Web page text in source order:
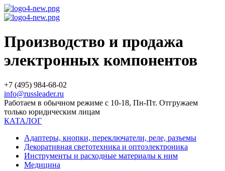
Производство и продажа
электронных компонентов
+7 (495) 984-68-02
info@russleader.ru
Работаем в обычном режиме с 10-18, Пн-Пт. Отгружаем
только юридическим лицам
КАТАЛОГ
Адаптеры, кнопки, переключатели, реле, разъемы
Декоративная светотехника и оптоэлектроника
Инструменты и расходные материалы к ним
Медицина